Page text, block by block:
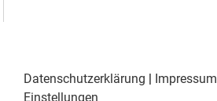
Datenschutzerklärung | Impressum
Einstellungen